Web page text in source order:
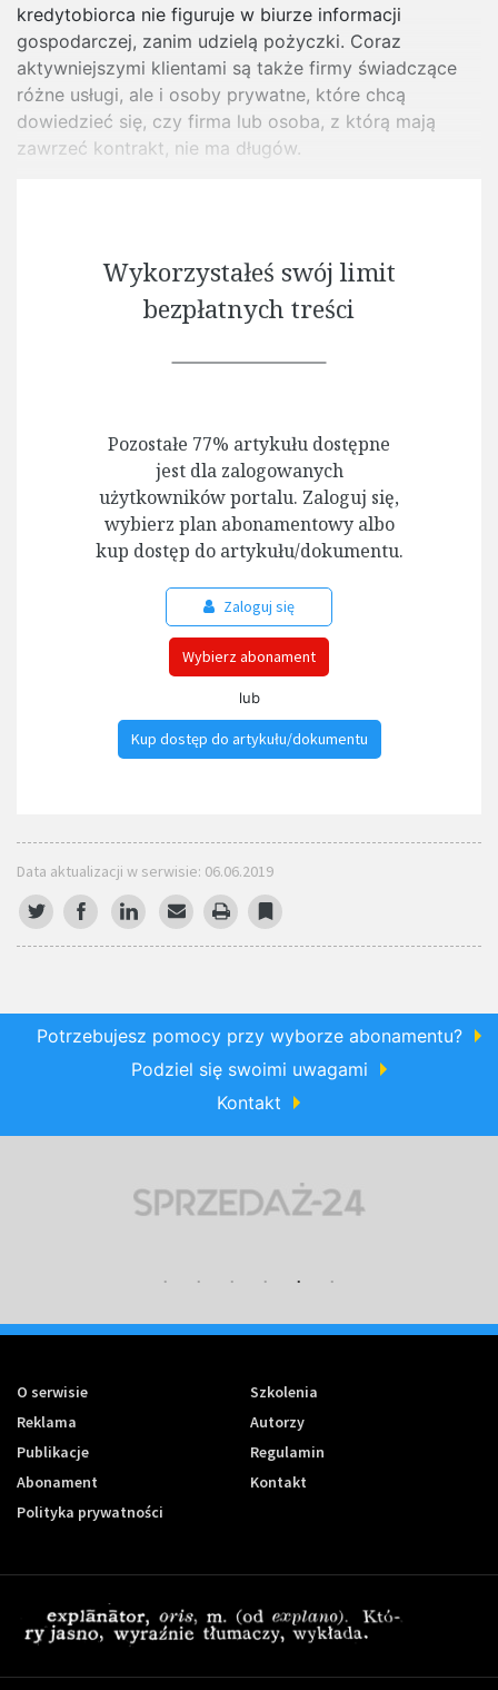
kredytobiorca nie figuruje w biurze informacji
gospodarczej, zanim udzielą pożyczki. Coraz
aktywniejszymi klientami są także firmy świadczące
różne usługi, ale i osoby prywatne, które chcą
dowiedzieć się, czy firma lub osoba, z którą mają
zawrzeć kontrakt, nie ma długów.
Wykorzystałeś swój limit
bezpłatnych treści
Pozostałe 77% artykułu dostępne
jest dla zalogowanych
użytkowników portalu. Zaloguj się,
wybierz plan abonamentowy albo
kup dostęp do artykułu/dokumentu.
Zaloguj się
Wybierz abonament
lub
Kup dostęp do artykułu/dokumentu
Data aktualizacji w serwisie: 06.06.2019
Potrzebujesz pomocy przy wyborze abonamentu?
Podziel się swoimi uwagami
Kontakt
O serwisie
Szkolenia
Reklama
Autorzy
Publikacje
Regulamin
Abonament
Kontakt
Polityka prywatności